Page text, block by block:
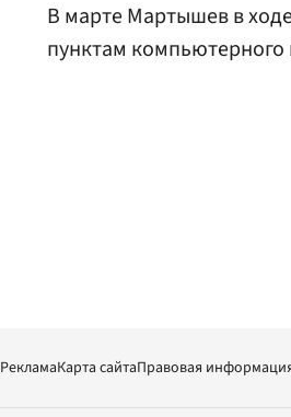
В марте Мартышев в
пунктам
РекламаКарта сайтаПравовая